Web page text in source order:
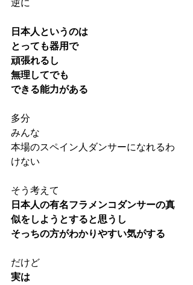
逆に
日本人というのは
とっても器用で
頑張れるし
無理してでも
できる能力がある
多分
みんな
本場のスペイン人ダンサーになれるわ
けない
そう考えて
日本人の有名フラメンコダンサーの真
似をしようとすると思うし
そっちの方がわかりやすい気がする
だけど
実は